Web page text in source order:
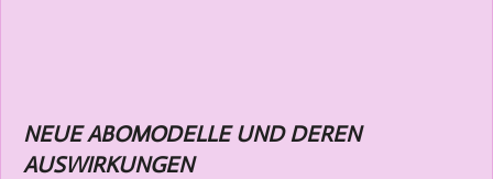
NEUE ABOMODELLE UND DEREN
AUSWIRKUNGEN